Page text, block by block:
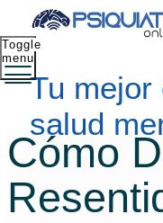
Tu mejor
salud
Toggle
menu
Cómo